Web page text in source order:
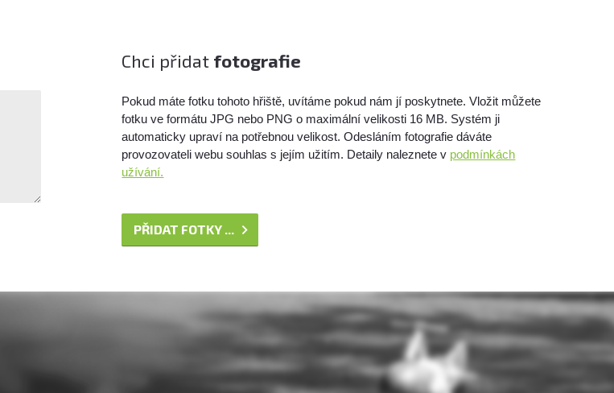
Chci přidat fotografie
Pokud máte fotku tohoto hřiště, uvítáme pokud nám jí poskytnete. Vložit můžete
fotku ve formátu JPG nebo PNG o maximální velikosti 16 MB. Systém ji
automaticky upraví na potřebnou velikost. Odesláním fotografie dáváte
provozovateli webu souhlas s jejím užitím. Detaily naleznete v podmínkách
užívání.
PŘIDAT FOTKY ...